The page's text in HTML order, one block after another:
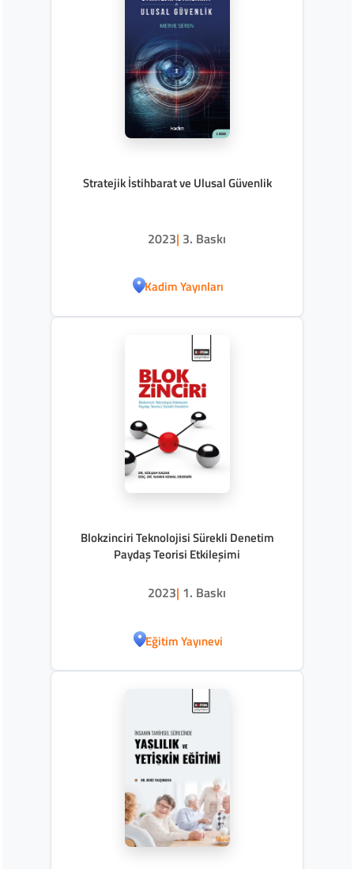
Stratejik İstihbarat ve Ulusal Güvenlik
2023| 3. Baskı
Kadim Yayınları
Blokzinciri Teknolojisi Sürekli Denetim
Paydaş Teorisi Etkileşimi
2023| 1. Baskı
Eğitim Yayınevi